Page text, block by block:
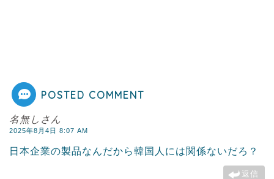
POSTED COMMENT
名無しさん
2025年8月4日 8:07 AM
日本企業の製品なんだから韓国人には関係ないだろ？
返信